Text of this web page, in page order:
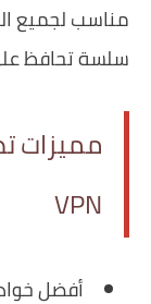
مناسب لجميع
سلسة تحافظ
VPN
أفضل